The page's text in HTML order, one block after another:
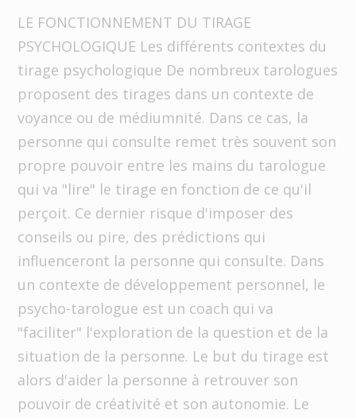
LE FONCTIONNEMENT DU TIRAGE
PSYCHOLOGIQUE Les différents contextes du
tirage psychologique De nombreux tarologues
proposent des tirages dans un contexte de
voyance ou de médiumnité. Dans ce cas, la
personne qui consulte remet très souvent son
propre pouvoir entre les mains du tarologue
qui va "lire" le tirage en fonction de ce qu'il
perçoit. Ce dernier risque d'imposer des
conseils ou pire, des prédictions qui
influenceront la personne qui consulte. Dans
un contexte de développement personnel, le
psycho-tarologue est un coach qui va
"faciliter" l'exploration de la question et de la
situation de la personne. Le but du tirage est
alors d'aider la personne à retrouver son
pouvoir de créativité et son autonomie. Le